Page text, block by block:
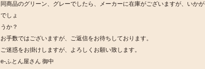
同商品のグリーン、グレーでしたら、メーカーに在庫がございますが、いかが
でしょ
うか？
お手数ではございますが、ご返信をお待ちしております。
ご迷惑をお掛けしますが、よろしくお願い致します。
e-ふとん屋さん 御中